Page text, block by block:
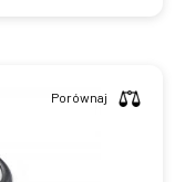
Porównaj